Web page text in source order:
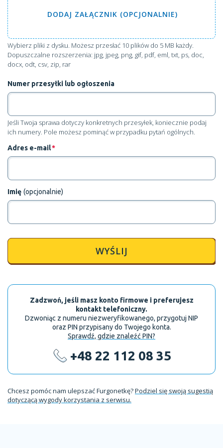
DODAJ ZAŁĄCZNIK (OPCJONALNIE)
Wybierz pliki z dysku. Możesz przesłać 10 plików do 5 MB każdy.
Dopuszczalne rozszerzenia: jpg, jpeg, png, gif, pdf, eml, txt, ps, doc,
docx, odt, csv, zip, rar
Numer przesyłki lub ogłoszenia
Jeśli Twoja sprawa dotyczy konkretnych przesyłek, koniecznie podaj
ich numery. Pole możesz pominąć w przypadku pytań ogólnych.
Adres e-mail*
Imię (opcjonalnie)
WYŚLIJ
Zadzwoń, jeśli masz konto firmowe i preferujesz
kontakt telefoniczny.
Dzwoniąc z numeru niezweryfikowanego, przygotuj NIP
oraz PIN przypisany do Twojego konta.
Sprawdź, gdzie znaleźć PIN?
+48 22 112 08 35
Chcesz pomóc nam ulepszać Furgonetkę?Podziel się swoją sugestią
dotyczącą wygody korzystania z serwisu.